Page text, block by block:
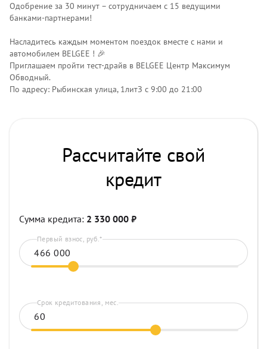
Одобрение за 30 минут – сотрудничаем с 15 ведущими
банками-партнерами!
Насладитесь каждым моментом поездок вместе с нами и
автомобилем ВЕLGЕЕ ! 🎉
Приглашаем пройти тест-драйв в ВЕLGЕЕ Центр Максимум
Обводный.
По адресу: Рыбинская улица, 1литЗ с 9:00 до 21:00
Рассчитайте свой
кредит
Сумма кредита: 2 330 000 ₽
Первый взнос, руб.*
Срок кредитования, мес.